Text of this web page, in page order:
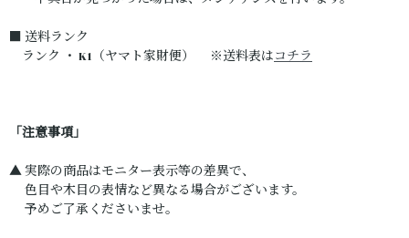
■ 送料ランク
ランク ・ K1（ヤマト家財便） ※送料表はコチラ
「注意事項」
▲ 実際の商品はモニター表示等の差異で、
色目や木目の表情など異なる場合がございます。
予めご了承くださいませ。